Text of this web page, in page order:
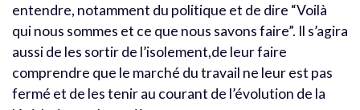
entendre, notamment du politique et de dire “Voilà
qui nous sommes et ce que nous savons faire”. Il s’agira
aussi de les sortir de l’isolement,de leur faire
comprendre que le marché du travail ne leur est pas
fermé et de les tenir au courant de l’évolution de la